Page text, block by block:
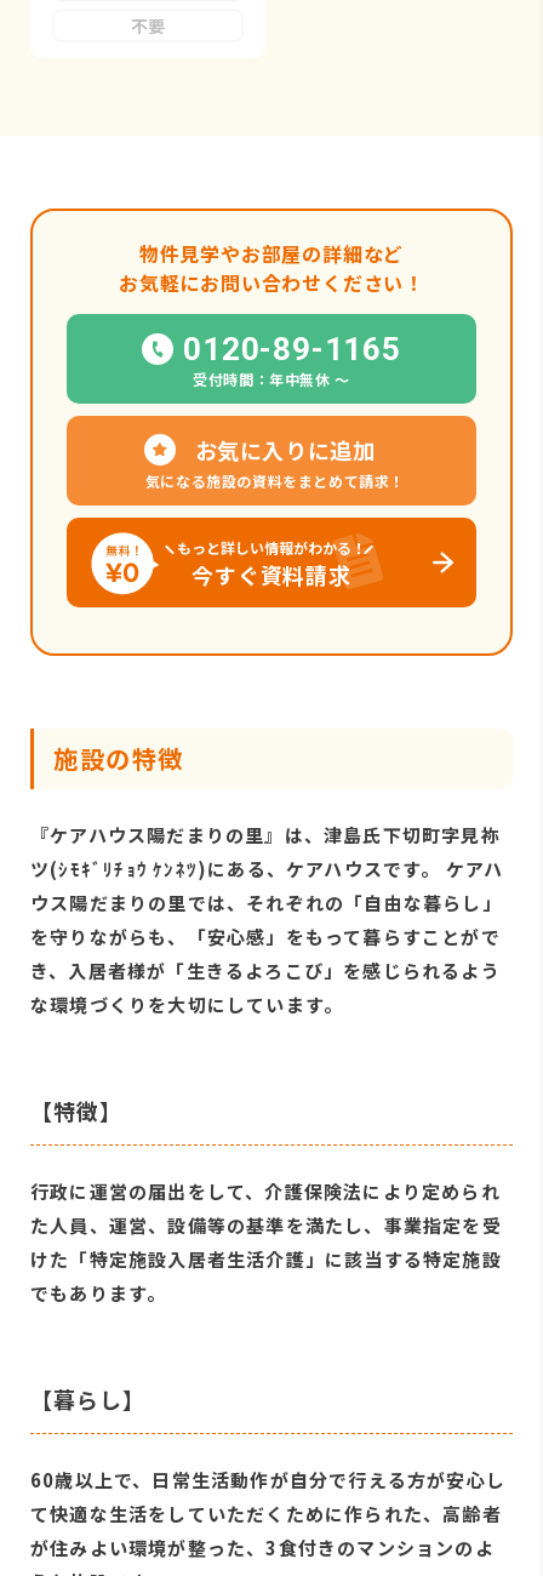
不要
物件見学やお部屋の詳細など
お気軽にお問い合わせください！
0120-89-1165
受付時間：年中無休 〜
お気に入りに追加
気になる施設の資料をまとめて請求！
もっと詳しい情報がわかる！
今すぐ資料請求
施設の特徴
『ケアハウス陽だまりの里』は、津島氏下切町字見祢
ツ(ｼﾓｷﾞﾘﾁｮｳ ｹﾝﾈﾂ)にある、ケアハウスです。 ケアハ
ウス陽だまりの里では、それぞれの「自由な暮らし」
を守りながらも、「安心感」をもって暮らすことがで
き、入居者様が「生きるよろこび」を感じられるよう
な環境づくりを大切にしています。
【特徴】
行政に運営の届出をして、介護保険法により定められ
た人員、運営、設備等の基準を満たし、事業指定を受
けた「特定施設入居者生活介護」に該当する特定施設
でもあります。
【暮らし】
60歳以上で、日常生活動作が自分で行える方が安心し
て快適な生活をしていただくために作られた、高齢者
が住みよい環境が整った、3食付きのマンションのよ